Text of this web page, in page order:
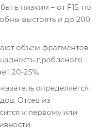
низким – от F15, но
выстоять и до 200
объем фрагментов
дробленого
20-25%.
определяется
Отсев из
к первому или